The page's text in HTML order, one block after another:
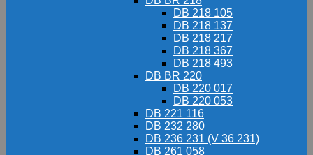
DB 218 105
DB 218 137
DB 218 217
DB 218 367
DB 218 493
DB BR 220
DB 220 017
DB 220 053
DB 221 116
DB 232 280
DB 236 231 (V 36 231)
DB 261 058